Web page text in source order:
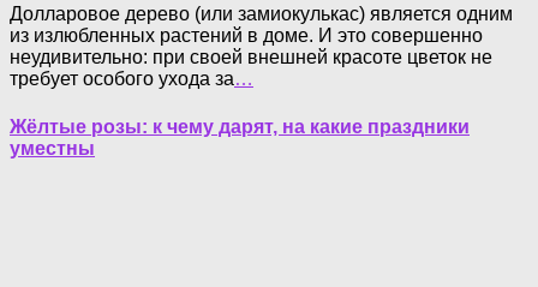
Долларовое дерево (или замиокулькас) является одним
из излюбленных растений в доме. И это совершенно
неудивительно: при своей внешней красоте цветок не
требует особого ухода за…
Жёлтые розы: к чему дарят, на какие праздники
уместны